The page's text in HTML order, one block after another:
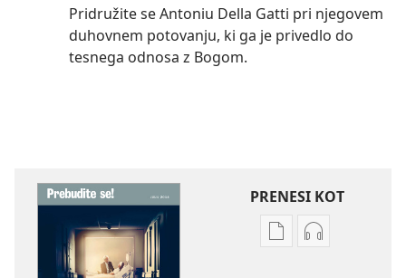
Pridružite se Antoniu Della Gatti pri njegovem
duhovnem potovanju, ki ga je privedlo do
tesnega odnosa z Bogom.
PRENESI KOT
MožnostiMožnosti